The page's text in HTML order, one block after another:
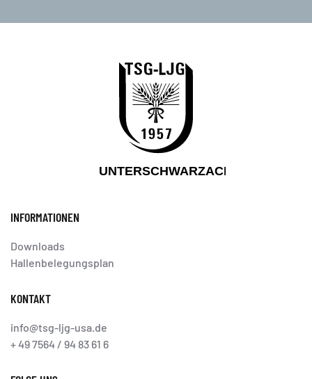
INFORMATIONEN
Downloads
Hallenbelegungsplan
KONTAKT
info@tsg-ljg-usa.de
+ 49 7564 / 94 83 61 6